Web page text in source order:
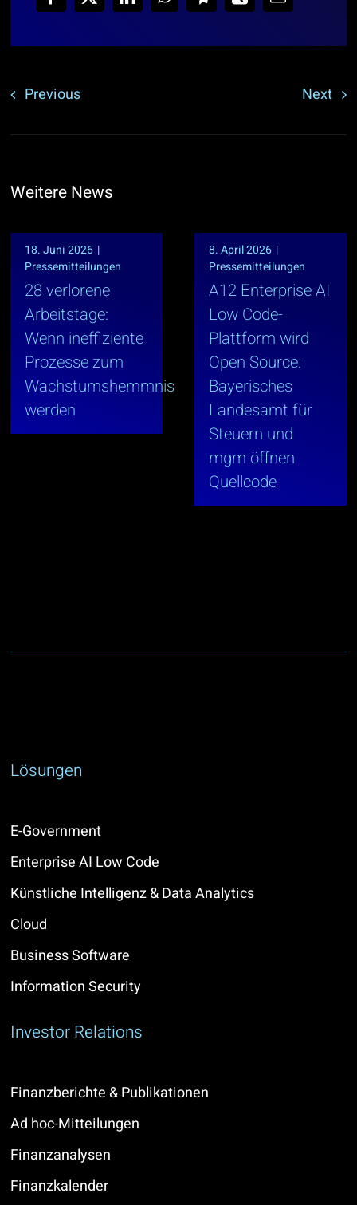
Previous Next
Weitere News
18. Juni 2026 |
Pressemitteilungen
28 verlorene
Arbeitstage:
Wenn ineffiziente
Prozesse zum
Wachstumshemmnis
werden
8. April 2026 |
Pressemitteilungen
A12 Enterprise AI
Low Code-
Plattform wird
Open Source:
Bayerisches
Landesamt für
Steuern und
mgm öffnen
Quellcode
Lösungen
E-Government
Enterprise AI Low Code
Künstliche Intelligenz & Data Analytics
Cloud
Business Software
Information Security
Investor Relations
Finanzberichte & Publikationen
Ad hoc-Mitteilungen
Finanzanalysen
Finanzkalender